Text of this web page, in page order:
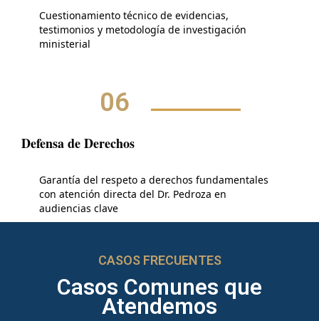
Cuestionamiento técnico de evidencias,
testimonios y metodología de investigación
ministerial
06
Defensa de Derechos
Garantía del respeto a derechos fundamentales
con atención directa del Dr. Pedroza en
audiencias clave
CASOS FRECUENTES
Casos Comunes que
Atendemos